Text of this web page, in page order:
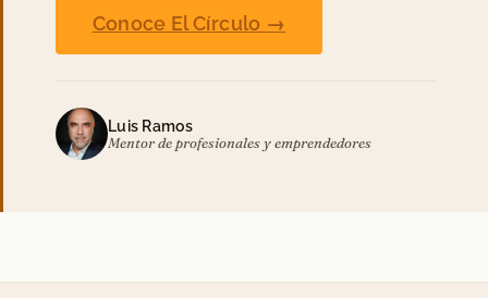
Conoce El Círculo →
Luis Ramos
Mentor de profesionales y emprendedores